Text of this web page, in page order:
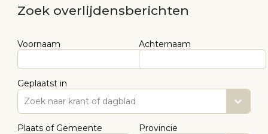
Zoek overlijdensberichten
Voornaam Achternaam
Geplaatst in
Zoek naar krant of dagblad
Plaats of Gemeente
Provincie